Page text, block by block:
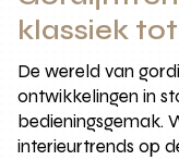
klassiek
De wereld van
ontwikkelingen in
bedieningsgemak.
interieurtrends op